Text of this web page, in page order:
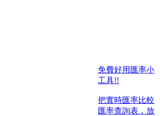
免費好用匯率小
工具!!
把實時匯率比較
匯率查詢表，放